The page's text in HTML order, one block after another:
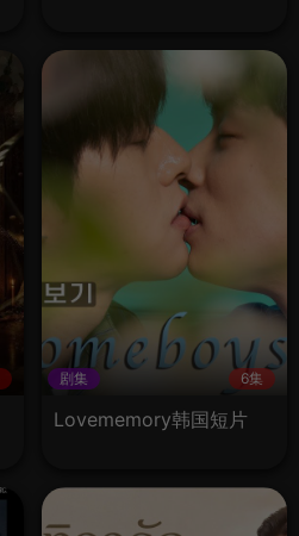
剧集 6集
Lovememory韩国短片